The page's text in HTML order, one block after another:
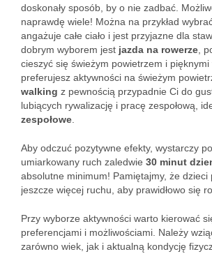
doskonały sposób, by o nie zadbać.
naprawdę wiele! Można na przykład
angażuje całe ciało i jest przyjazne dla
dobrym wyborem jest jazda na rowerze ,
cieszyć się świeżym powietrzem i pięknymi
preferujesz aktywności na świeżym
walking z pewnością przypadnie Ci do
lubiących rywalizację i pracę zespołową,
zespołowe
Aby odczuć pozytywne efekty, wystarczy
umiarkowany ruch zaledwie 30 minut
absolutne minimum! Pamiętajmy, że dzieci
jeszcze więcej ruchu, aby prawidłowo się
Przy wyborze aktywności warto kierować
preferencjami i możliwościami. Należy
zarówno wiek, jak i aktualną kondycję